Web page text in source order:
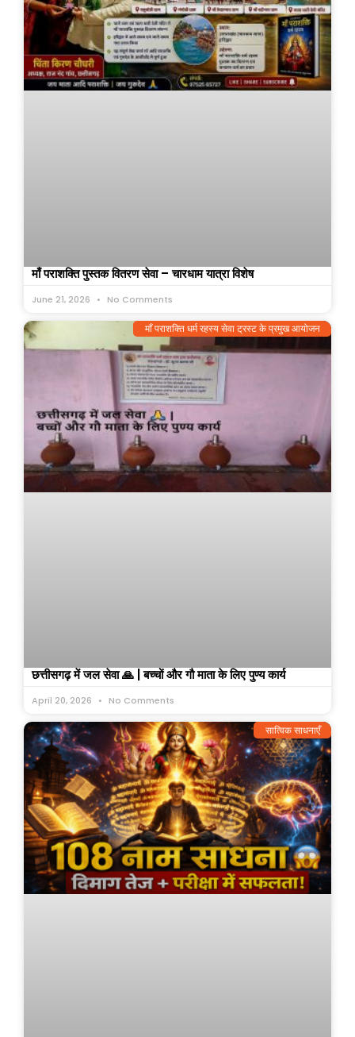
माँ पराशक्ति पुस्तक वितरण सेवा – चारधाम यात्रा विशेष
June 21, 2026 No Comments
माँ पराशक्ति धर्म रहस्य सेवा ट्रस्ट के प्रमुख आयोजन
छत्तीसगढ़ में जल सेवा 🙏 | बच्चों और गौ माता के लिए पुण्य कार्य
April 20, 2026 No Comments
सात्विक साधनाएँ